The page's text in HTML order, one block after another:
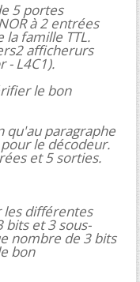
5 portes
à 2 entrées
la famille TTL.
afficherurs
- L4C1).
le bon
qu'au paragraphe
le décodeur.
et 5 sorties.
les différentes
bits et 3 sous-
nombre de 3 bits
bon